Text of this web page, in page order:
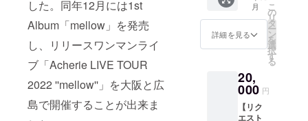
した。同年12月には1st
Album「mellow」を発売
し、リリースワンマンライ
ブ「Acherie LIVE TOUR
2022 ''mellow''」を大阪と広
島で開催することが出来ま
ついて
は、制
限させ
ます。
・紛失
や盗難
等の責
す。 ・
会場内
で係員
の指示
及び注
わない
場合、
入場を
お断
い。 ※
ライブ
後、物
販ス
影を行
いま
す。
カー /
46×61
mm・
ト紙) ⑤
オリジ
ナルラ
バーバ
はみな
さま同
じにな
日(土)に
行われ
る限定
「Xmas
レター
をメー
ルにて
お送
り。
Acherie
本人が
個別に
ビデオ
メッ
月
詳細を見る
こ
の
リ
タ
ー
ン
を
選
択
す
る
20,
000 円
【リク
エスト